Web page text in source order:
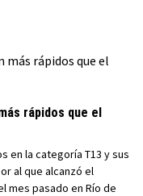
rápidos que el
en la categoría T13 y sus
al que alcanzó el
mes pasado en Río de